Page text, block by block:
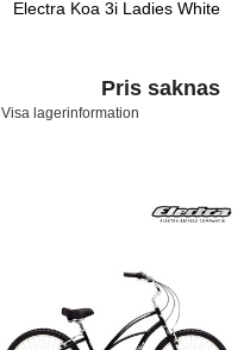
Electra Koa 3i Ladies White
Pris saknas
Visa lagerinformation